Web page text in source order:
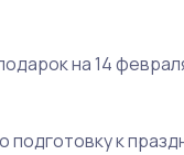
на 14
к